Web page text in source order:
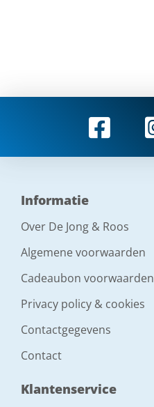
Informatie
Over De Jong & Roos
Algemene voorwaarden
Cadeaubon voorwaarden
Privacy policy & cookies
Contactgegevens
Contact
Klantenservice